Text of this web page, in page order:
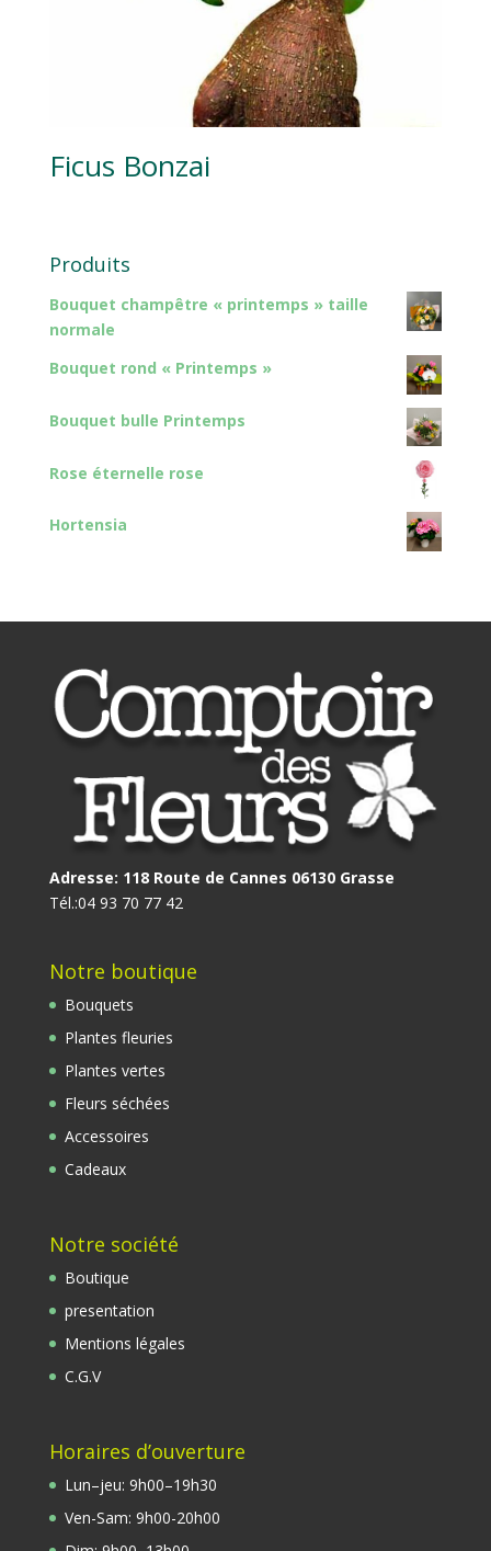
Ficus Bonzai
Produits
Bouquet champêtre « printemps » taille
normale
Bouquet rond « Printemps »
Bouquet bulle Printemps
Rose éternelle rose
Hortensia
Adresse: 118 Route de Cannes 06130 Grasse
Tél.:04 93 70 77 42
Notre boutique
Bouquets
Plantes fleuries
Plantes vertes
Fleurs séchées
Accessoires
Cadeaux
Notre société
Boutique
presentation
Mentions légales
C.G.V
Horaires d’ouverture
Lun–jeu: 9h00–19h30
Ven-Sam: 9h00-20h00